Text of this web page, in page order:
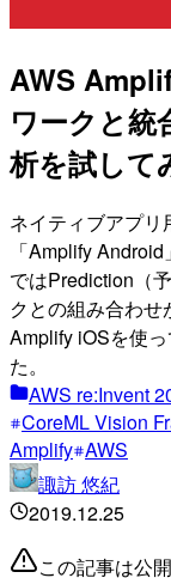
AWS
ワークと統
析を試して
ネイティブアプリ
「Amplify
ではPrediction（
クとの組み合わせ
Amplify iOSを使
た。
AWS re:Invent
CoreML Vision
Amplify AWS
諏訪 悠紀
2019.12.25
この記事は公